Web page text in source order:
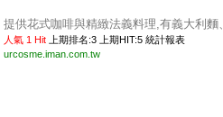
提供花式咖啡與精緻法義料理,有義大利
人氣 1 Hit 上期排名:3 上期HIT:5 統計報表
urcosme.iman.com.tw